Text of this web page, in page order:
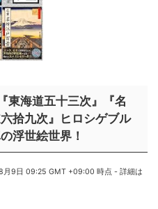
海道五十三次』『名
拾九次』ヒロシゲブル
浮世絵世界！
月9日 09:25 GMT +09:00 時点 -詳細は